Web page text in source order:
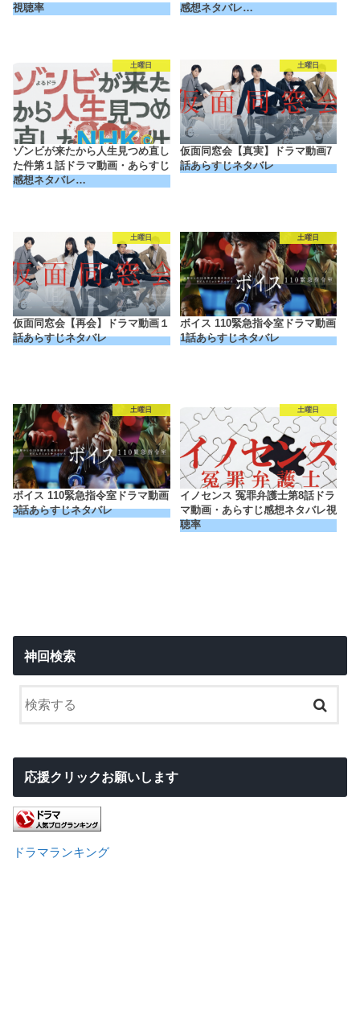
視聴率
感想ネタバレ…
土曜日
ゾンビが来たから人生見つめ直し
た件第１話ドラマ動画・あらすじ
感想ネタバレ…
土曜日
仮面同窓会【真実】ドラマ動画7
話あらすじネタバレ
土曜日
仮面同窓会【再会】ドラマ動画１
話あらすじネタバレ
土曜日
ボイス 110緊急指令室ドラマ動画
1話あらすじネタバレ
土曜日
ボイス 110緊急指令室ドラマ動画
3話あらすじネタバレ
土曜日
イノセンス 冤罪弁護士第8話ドラ
マ動画・あらすじ感想ネタバレ視
聴率
神回検索
応援クリックお願いします
ドラマランキング